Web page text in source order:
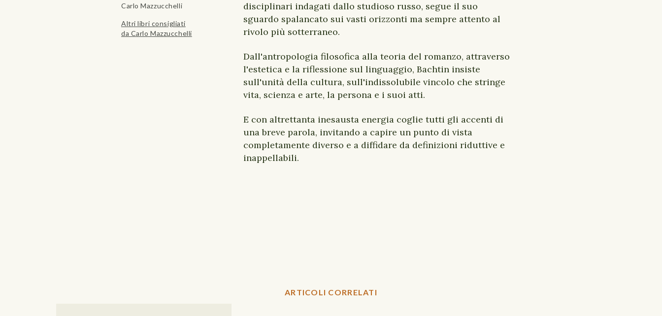
Carlo Mazzucchelli
Altri libri consigliati
da Carlo Mazzucchelli
disciplinari indagati dallo studioso russo, segue il suo
sguardo spalancato sui vasti orizzonti ma sempre attento al
rivolo più sotterraneo.
Dall'antropologia filosofica alla teoria del romanzo, attraverso
l'estetica e la riflessione sul linguaggio, Bachtin insiste
sull'unità della cultura, sull'indissolubile vincolo che stringe
vita, scienza e arte, la persona e i suoi atti.
E con altrettanta inesausta energia coglie tutti gli accenti di
una breve parola, invitando a capire un punto di vista
completamente diverso e a diffidare da definizioni riduttive e
inappellabili.
ARTICOLI CORRELATI